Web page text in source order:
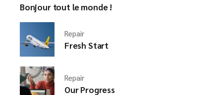
Bonjour tout le monde !
Repair
Fresh Start
Repair
Our Progress